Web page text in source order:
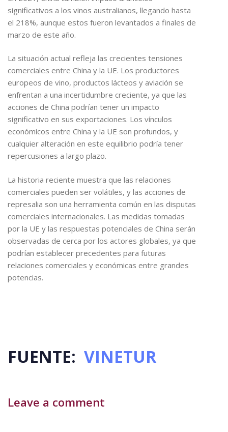
significativos a los vinos australianos, llegando hasta
el 218%, aunque estos fueron levantados a finales de
marzo de este año.
La situación actual refleja las crecientes tensiones
comerciales entre China y la UE. Los productores
europeos de vino, productos lácteos y aviación se
enfrentan a una incertidumbre creciente, ya que las
acciones de China podrían tener un impacto
significativo en sus exportaciones. Los vínculos
económicos entre China y la UE son profundos, y
cualquier alteración en este equilibrio podría tener
repercusiones a largo plazo.
La historia reciente muestra que las relaciones
comerciales pueden ser volátiles, y las acciones de
represalia son una herramienta común en las disputas
comerciales internacionales. Las medidas tomadas
por la UE y las respuestas potenciales de China serán
observadas de cerca por los actores globales, ya que
podrían establecer precedentes para futuras
relaciones comerciales y económicas entre grandes
potencias.
FUENTE: VINETUR
Leave a comment